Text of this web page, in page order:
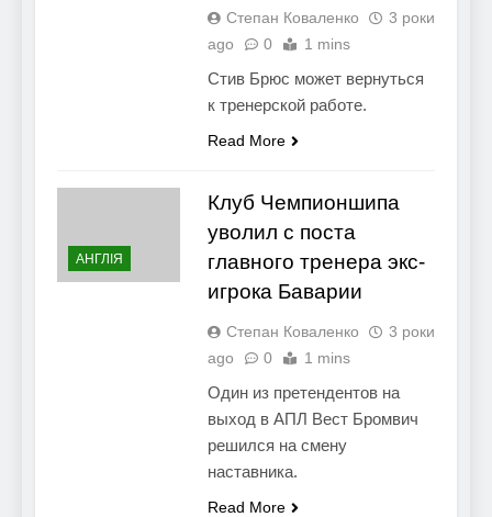
Степан Коваленко
3 роки
ago
0 1 mins
Стив Брюс может вернуться
к тренерской работе.
Read More
АНГЛІЯ
Клуб Чемпионшипа
уволил с поста
главного тренера экс-
игрока Баварии
Степан Коваленко
3 роки
ago
0 1 mins
Один из претендентов на
выход в АПЛ Вест Бромвич
решился на смену
наставника.
Read More